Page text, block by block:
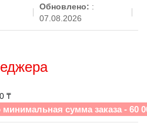
Обновлено: :
07.08.2026
₸
сумма заказа - 60